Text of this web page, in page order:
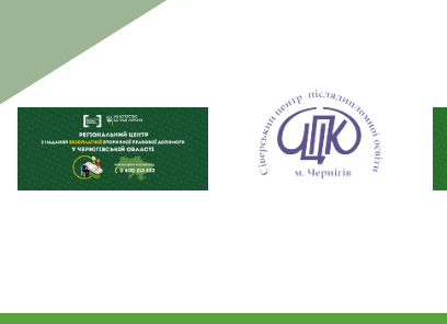
Наші партнери